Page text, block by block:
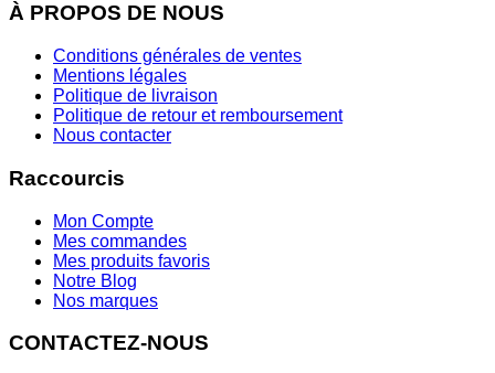
À PROPOS DE NOUS
Conditions générales de ventes
Mentions légales
Politique de livraison
Politique de retour et remboursement
Nous contacter
Raccourcis
Mon Compte
Mes commandes
Mes produits favoris
Notre Blog
Nos marques
CONTACTEZ-NOUS